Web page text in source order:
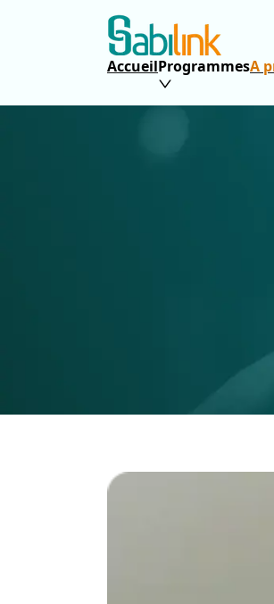
AccueilProgrammesA
Chez Sabilink, nous comblons
solutions sur